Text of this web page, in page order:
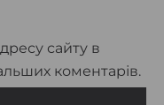
сайту в
коментарів.